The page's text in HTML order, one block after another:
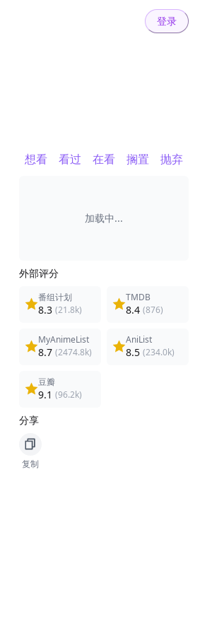
登录
想看 看过 在看 搁置 抛弃
加载中...
外部评分
番组计划
8.3 (21.8k)
TMDB
8.4 (876)
MyAnimeList
8.7 (2474.8k)
AniList
8.5 (234.0k)
豆瓣
9.1 (96.2k)
分享
复制